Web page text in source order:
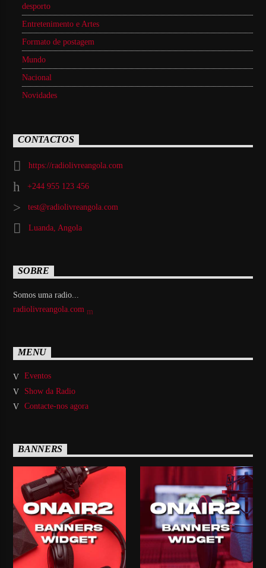
desporto
Entretenimento e Artes
Formato de postagem
Mundo
Nacional
Novidades
CONTACTOS
https://radiolivreangola.com
+244 955 123 456
test@radiolivreangola.com
Luanda, Angola
SOBRE
Somos uma radio...
radiolivreangola.com
MENU
Eventos
Show da Radio
Contacte-nos agora
BANNERS